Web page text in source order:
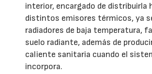
interior, encargado de distribuirla
distintos emisores térmicos, ya
radiadores de baja temperatura,
suelo radiante, además de
caliente sanitaria cuando el
incorpora.